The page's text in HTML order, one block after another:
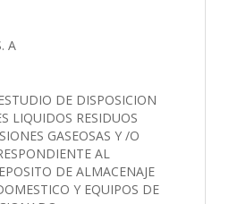
A
DE DISPOSICION
LIQUIDOS RESIDUOS
GASEOSAS Y /O
AL
DE ALMACENAJE
Y EQUIPOS DE